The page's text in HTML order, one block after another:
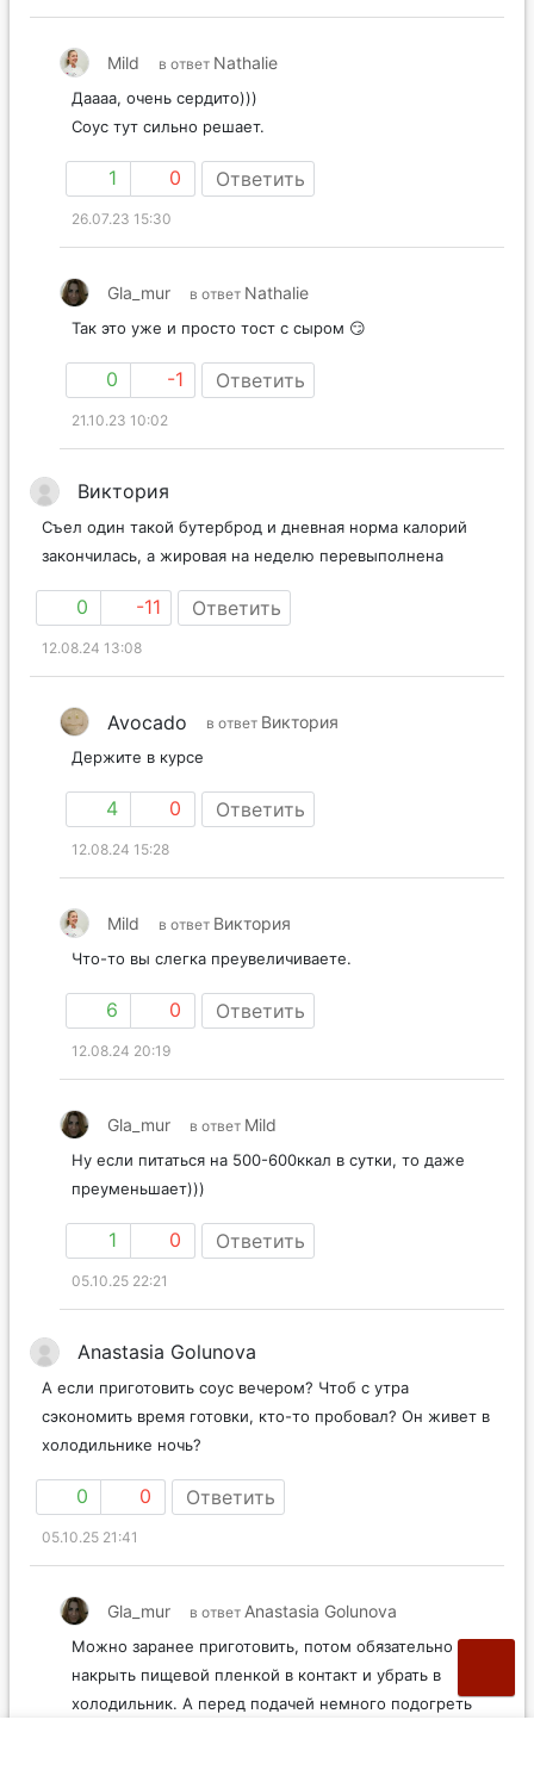
Mild в ответ Nathalie
Даааа, очень сердито)))
Соус тут сильно решает.
1 0 Ответить
26.07.23 15:30
Gla_mur в ответ Nathalie
Так это уже и просто тост с сыром 😏
0 -1 Ответить
21.10.23 10:02
Виктория
Съел один такой бутерброд и дневная норма калорий
закончилась, а жировая на неделю перевыполнена
0 -11 Ответить
12.08.24 13:08
Avocado в ответ Виктория
Держите в курсе
4 0 Ответить
12.08.24 15:28
Mild в ответ Виктория
Что-то вы слегка преувеличиваете.
6 0 Ответить
12.08.24 20:19
Gla_mur в ответ Mild
Ну если питаться на 500-600ккал в сутки, то даже
преуменьшает)))
1 0 Ответить
05.10.25 22:21
Anastasia Golunova
А если приготовить соус вечером? Чтоб с утра
сэкономить время готовки, кто-то пробовал? Он живет в
холодильнике ночь?
0 0 Ответить
05.10.25 21:41
Gla_mur в ответ Anastasia Golunova
Можно заранее приготовить, потом обязательно
накрыть пищевой пленкой в контакт и убрать в
холодильник. А перед подачей немного подогреть